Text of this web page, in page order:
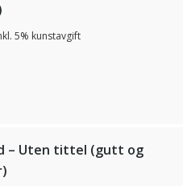
5% kunstavgift
– Uten tittel (gutt og